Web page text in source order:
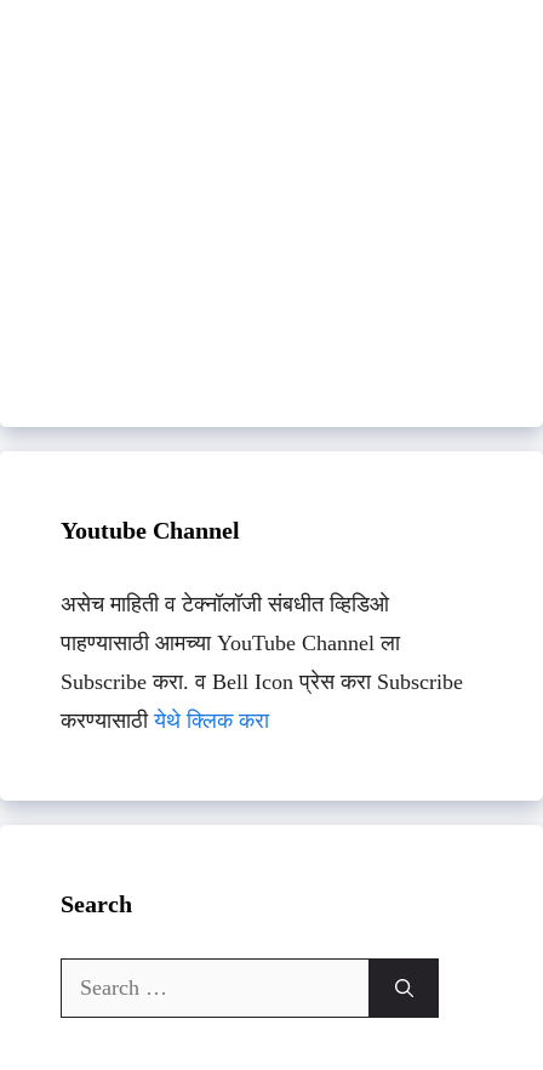
Youtube Channel
असेच माहिती व टेक्नॉलॉजी संबधीत व्हिडिओ
पाहण्यासाठी आमच्या YouTube Channel ला
Subscribe करा. व Bell Icon प्रेस करा Subscribe
करण्यासाठीयेथे क्लिक करा
Search
Search
for: